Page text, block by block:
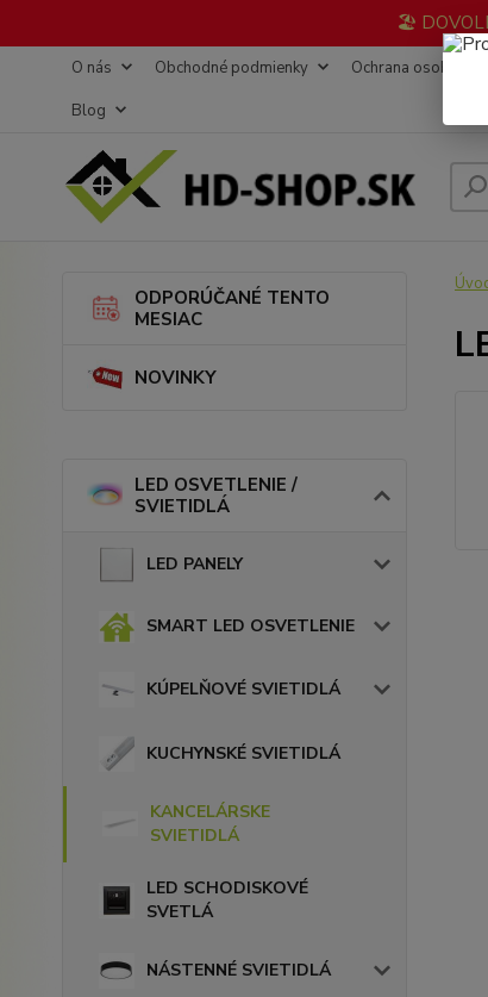
🏖️
O nás Obchodné podmienky Ochrana osobných
Blog
ODPORÚČANÉ TENTO
MESIAC
NOVINKY
LED OSVETLENIE /
SVIETIDLÁ
LED PANELY
SMART LED OSVETLENIE
KÚPELŇOVÉ SVIETIDLÁ
KUCHYNSKÉ SVIETIDLÁ
KANCELÁRSKE
SVIETIDLÁ
LED SCHODISKOVÉ
SVETLÁ
NÁSTENNÉ SVIETIDLÁ